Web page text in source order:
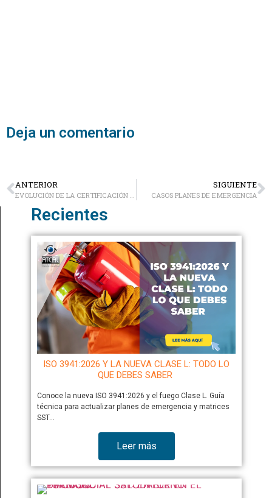
Deja un comentario
ANTERIOR SIGUIENTE
CASOS PLANES DE EMERGENCIA
Recientes
ISO 3941:2026 Y LA NUEVA CLASE L: TODO LO
QUE DEBES SABER
Conoce la nueva ISO 3941:2026 y el fuego Clase L. Guía
técnica para actualizar planes de emergencia y matrices
SST…
Leer más